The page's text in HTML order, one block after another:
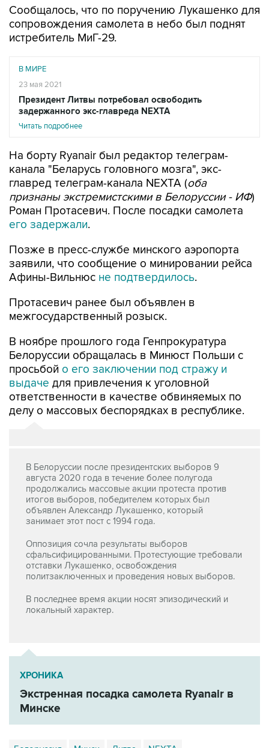
Сообщалось, что по поручению Лукашенко для
сопровождения самолета в небо был поднят
истребитель МиГ-29.
В МИРЕ
23 мая 2021
Президент Литвы потребовал освободить
задержанного экс-главреда NEXTA
Читать подробнее
На борту Ryanair был редактор телеграм-
канала "Беларусь головного мозга", экс-
главред телеграм-канала NEXTA (оба
признаны экстремистскими в Белоруссии - ИФ)
Роман Протасевич. После посадки самолета
его задержали.
Позже в пресс-службе минского аэропорта
заявили, что сообщение о минировании рейса
Афины-Вильнюс не подтвердилось.
Протасевич ранее был объявлен в
межгосударственный розыск.
В ноябре прошлого года Генпрокуратура
Белоруссии обращалась в Минюст Польши с
просьбой о его заключении под стражу и
выдаче для привлечения к уголовной
ответственности в качестве обвиняемых по
делу о массовых беспорядках в республике.
В Белоруссии после президентских выборов 9
августа 2020 года в течение более полугода
продолжались массовые акции протеста против
итогов выборов, победителем которых был
объявлен Александр Лукашенко, который
занимает этот пост с 1994 года.
Оппозиция сочла результаты выборов
сфальсифицированными. Протестующие требовали
отставки Лукашенко, освобождения
политзаключенных и проведения новых выборов.
В последнее время акции носят эпизодический и
локальный характер.
ХРОНИКА
Экстренная посадка самолета Ryanair в
Минске